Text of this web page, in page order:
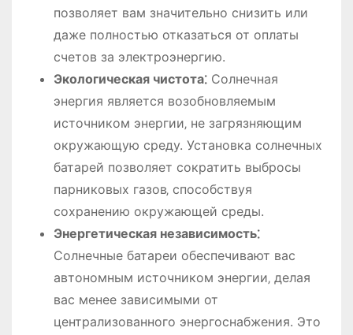
позволяет вам значительно снизить или
даже полностью отказаться от оплаты
счетов за электроэнергию.
Экологическая чистота⁚Солнечная
энергия является возобновляемым
источником энергии‚ не загрязняющим
окружающую среду. Установка солнечных
батарей позволяет сократить выбросы
парниковых газов‚ способствуя
сохранению окружающей среды.
Энергетическая независимость⁚
Солнечные батареи обеспечивают вас
автономным источником энергии‚ делая
вас менее зависимыми от
централизованного энергоснабжения. Это